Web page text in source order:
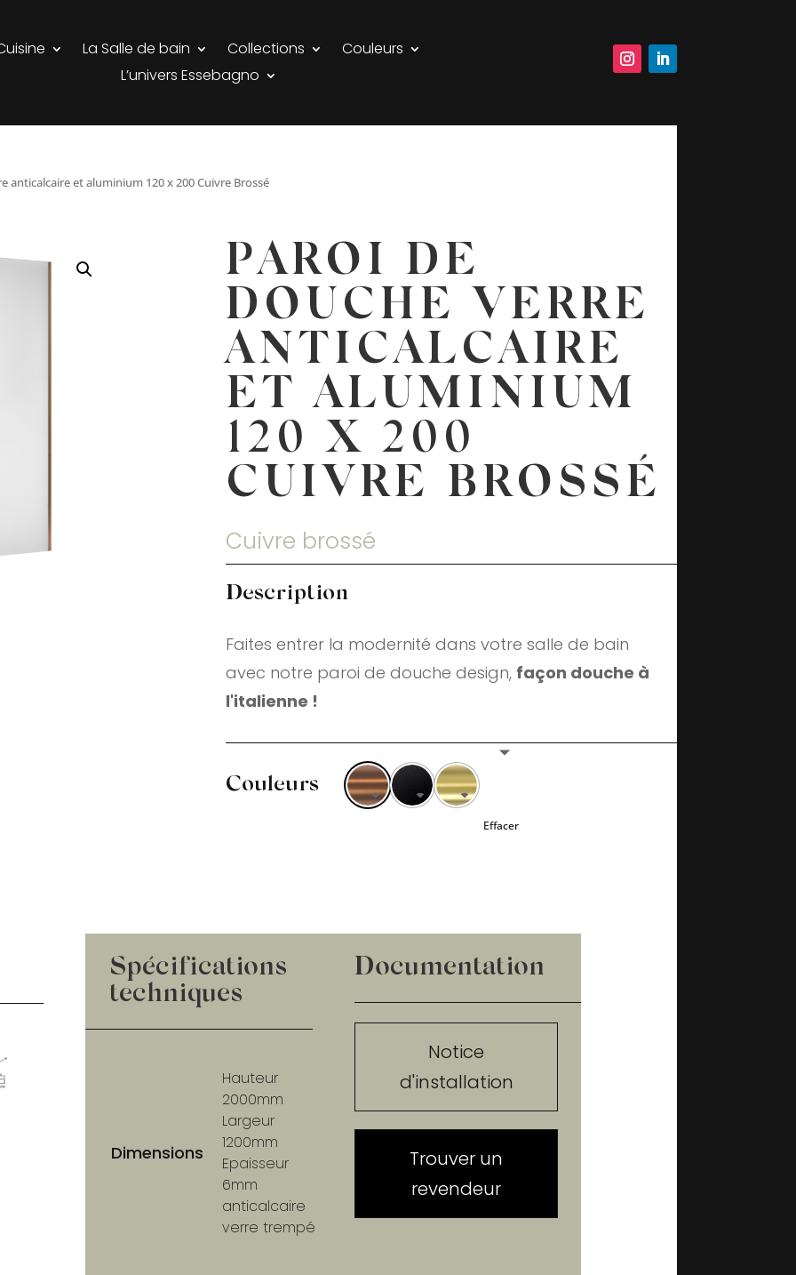
La Salle de bain Collections
Couleurs
L’univers Essebagno
anticalcaire et aluminium 120 x 200 Cuivre Brossé
PAROI DE
DOUCHE VERRE
ANTICALCAIRE
ET ALUMINIUM
120 X 200
CUIVRE BROSSÉ
Cuivre brossé
Description
Faites entrer la modernité dans votre salle de bain
avec notre paroi de douche design, façon douche à
l'italienne !
Couleurs
Effacer
Spécifications
techniques
Dimensions
Hauteur
2000mm
Largeur
1200mm
Epaisseur
6mm
anticalcaire
verre trempé
Documentation
Notice
d'installation
Trouver un
revendeur